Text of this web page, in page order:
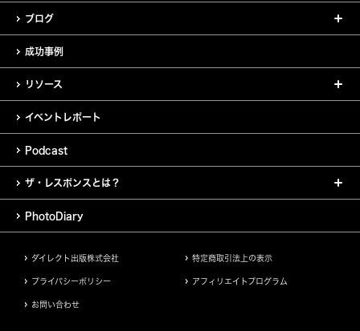
ブログ
成功事例
リソース
イベントレポート
Podcast
ザ・レスポンスとは？
PhotoDiary
ダイレクト出版株式会社 特定商取引法上の表示
プライバシーポリシー アフィリエイトプログラム
お問い合わせ